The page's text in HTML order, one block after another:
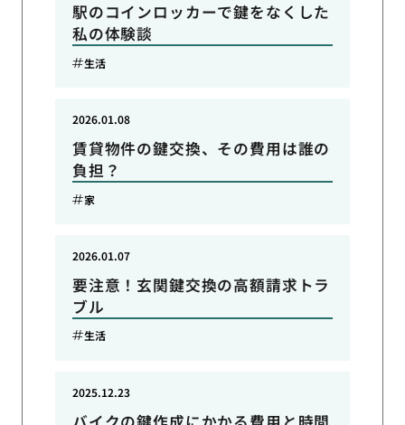
駅のコインロッカーで鍵をなくした
私の体験談
生活
賃貸物件の鍵交換、その費用は誰の
負担？
2026.01.08
家
要注意！玄関鍵交換の高額請求トラ
ブル
2026.01.07
生活
2025.12.23